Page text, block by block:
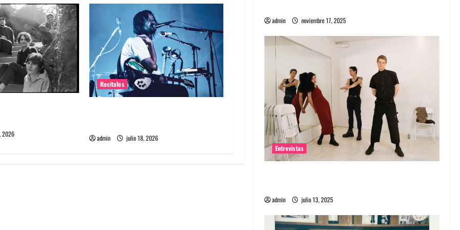
2026
Recitales
admin julio 18, 2026
admin noviembre 17, 2025
Entrevistas
admin julio 13, 2025